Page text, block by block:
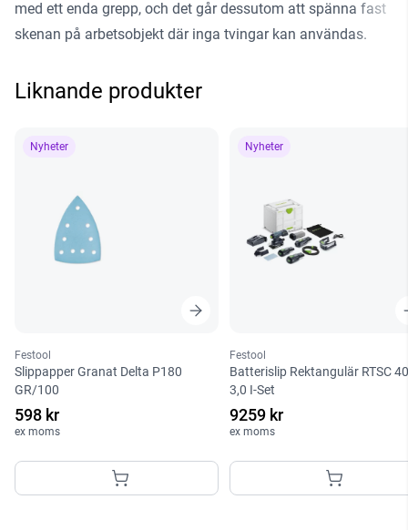
med ett enda grepp, och det går dessutom att spänna fast
skenan på arbetsobjekt där inga tvingar kan användas.
Liknande produkter
Nyheter
Festool
Slippapper Granat Delta P180
GR/100
598 kr
ex moms
Nyheter
Festool
Batterislip Rektangulär RTSC
3,0 I-Set
9259 kr
ex moms